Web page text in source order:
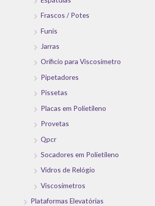
Frascos / Potes
Funis
Jarras
Oríficio para Viscosímetro
Pipetadores
Pissetas
Placas em Polietileno
Provetas
Qpcr
Socadores em Polietileno
Vidros de Relógio
Viscosímetros
Plataformas Elevatórias